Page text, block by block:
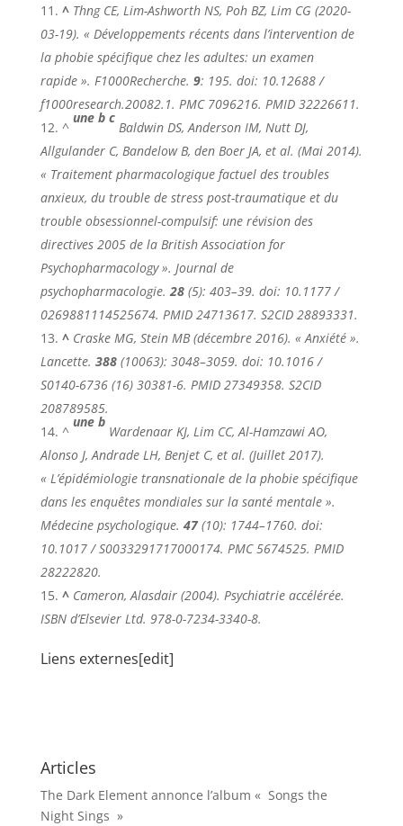
^ Thng CE, Lim-Ashworth NS, Poh BZ, Lim CG (2020-
03-19). « Développements récents dans l’intervention de
la phobie spécifique chez les adultes: un examen
rapide ». F1000Recherche. 9: 195. doi: 10.12688 /
f1000research.20082.1. PMC 7096216. PMID 32226611.
^
une b c
Baldwin DS, Anderson IM, Nutt DJ,
Allgulander C, Bandelow B, den Boer JA, et al. (Mai 2014).
« Traitement pharmacologique factuel des troubles
anxieux, du trouble de stress post-traumatique et du
trouble obsessionnel-compulsif: une révision des
directives 2005 de la British Association for
Psychopharmacology ». Journal de
psychopharmacologie.28(5): 403–39. doi: 10.1177 /
0269881114525674. PMID 24713617. S2CID 28893331.
^ Craske MG, Stein MB (décembre 2016). « Anxiété ».
Lancette. 388(10063): 3048–3059. doi: 10.1016 /
S0140-6736 (16) 30381-6. PMID 27349358. S2CID
208789585.
^
une b
Wardenaar KJ, Lim CC, Al-Hamzawi AO,
Alonso J, Andrade LH, Benjet C, et al. (Juillet 2017).
« L’épidémiologie transnationale de la phobie spécifique
dans les enquêtes mondiales sur la santé mentale ».
Médecine psychologique. 47(10): 1744–1760. doi:
10.1017 / S0033291717000174. PMC5674525. PMID
28222820.
^ Cameron, Alasdair (2004). Psychiatrie accélérée.
ISBN d’Elsevier Ltd. 978-0-7234-3340-8.
Liens externes[edit]
Articles
The Dark Element annonce l’album « Songs the
Night Sings »